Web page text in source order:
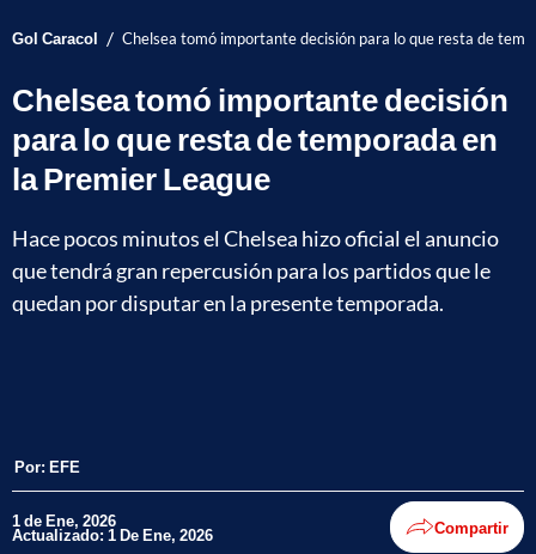
Gol Caracol / Chelsea tomó importante decisión para lo que resta de
Chelsea tomó importante decisión
para lo que resta de temporada en
la Premier League
Hace pocos minutos el Chelsea hizo oficial el anuncio
que tendrá gran repercusión para los partidos que le
quedan por disputar en la presente temporada.
Por: EFE
1 de Ene, 2026
Actualizado: 1 De Ene, 2026 Compartir